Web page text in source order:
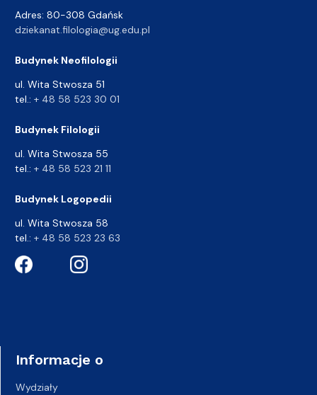
Adres: 80-308 Gdańsk
dziekanat.filologia@ug.edu.pl
Budynek Neofilologii
ul. Wita Stwosza 51
tel.: + 48 58 523 30 01
Budynek Filologii
ul. Wita Stwosza 55
tel.: + 48 58 523 21 11
Budynek Logopedii
ul. Wita Stwosza 58
tel.: + 48 58 523 23 63
Informacje o
Wydziały